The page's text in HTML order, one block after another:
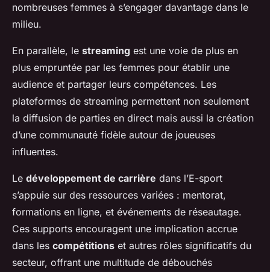
nombreuses femmes à s’engager davantage dans le
milieu.
En parallèle, le streaming est une voie de plus en
plus empruntée par les femmes pour établir une
audience et partager leurs compétences. Les
plateformes de streaming permettent non seulement
la diffusion de parties en direct mais aussi la création
d’une communauté fidèle autour de joueuses
influentes.
Le développement de carrière dans l’E-sport
s’appuie sur des ressources variées : mentorat,
formations en ligne, et événements de réseautage.
Ces supports encouragent une implication accrue
dans les compétitions et autres rôles significatifs du
secteur, offrant une multitude de débouchés